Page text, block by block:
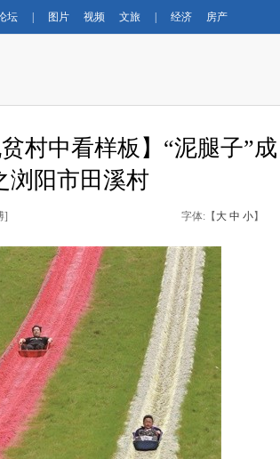
坛 图片 视频 文旅 经济 房产
村中看样板】“泥腿子”成
阳市田溪村
] 字体:【 大 中 小】